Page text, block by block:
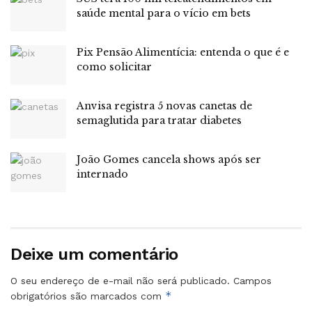
PEC, que foi alvo de protestos massivos no último
Bandidagem”.
O relator Alessandro Vieira (MDB-SE) pediu a rejeição da
crime organizado. Em seguida, o senador Jorge Seif (PL-
SC), que havia apresentado voto em separado para
relatório alternativo e votou junto com o relator.
pretendiam fazer alterações na PEC, mantendo sua
Para o relator Vieira, as emendas ficaram prejudicadas
saúde mental para o vício em bets
Pix Pensão Alimentícia: entenda o que é e
como solicitar
Anvisa registra 5 novas canetas de
semaglutida para tratar diabetes
João Gomes cancela shows após ser
internado
Deixe um comentário
O seu endereço de e-mail não será publicado. Campos
obrigatórios são marcados com *